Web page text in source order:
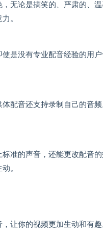
无论是搞笑的、严肃的、
。
是没有专业配音经验的用
配音还支持录制自己的音
准的声音，还能更改配音
。
让你的视频更加生动和有